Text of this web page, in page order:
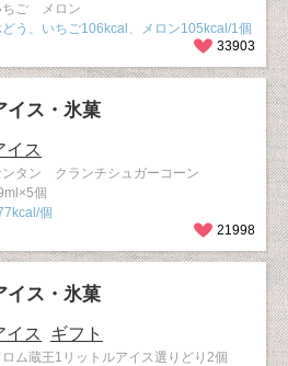
ちご メロン
う、いちご106kcal、メロン105kcal/1個
33903
イス・氷菓
イス
ンタン クランチシュガーコーン
個
個
21998
イス・氷菓
イス ギフト
ロム蔵王1リットルアイス選りどり2個